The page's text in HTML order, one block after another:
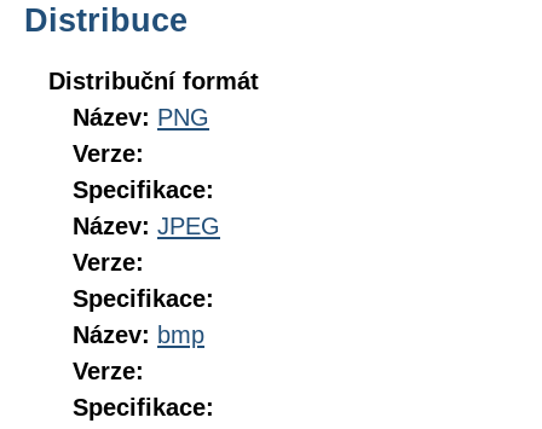
Distribuce
Distribuční formát
Název: PNG
Verze:
Specifikace:
Název: JPEG
Verze:
Specifikace:
Název: bmp
Verze:
Specifikace: